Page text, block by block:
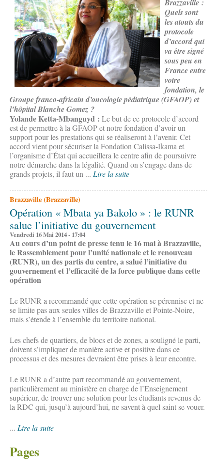
Brazzaville :
Quels sont
les atouts du
protocole
d’accord qui
va être signé
sous peu en
France entre
votre
fondation, le
Groupe franco-africain d’oncologie pédiatrique (GFAOP) et
l’hôpital Blanche Gomez ?
Yolande Ketta-Mbanguyd : Le but de ce protocole d’accord
est de permettre à la GFAOP et notre fondation d’avoir un
support pour les prestations qui se réaliseront à l’avenir. Cet
accord vient pour sécuriser la Fondation Calissa-Ikama et
l’organisme d’État qui accueillera le centre afin de poursuivre
notre démarche dans la légalité. Quand on s’engage dans de
grands projets, il faut un ... Lire la suite
Brazzaville (Brazzaville)
Opération « Mbata ya Bakolo » : le RUNR
salue l’initiative du gouvernement
Vendredi 16 Mai 2014 - 17:04
Au cours d’un point de presse tenu le 16 mai à Brazzaville,
le Rassemblement pour l’unité nationale et le renouveau
(RUNR), un des partis du centre, a salué l’initiative du
gouvernement et l’efficacité de la force publique dans cette
opération
Le RUNR a recommandé que cette opération se pérennise et ne
se limite pas aux seules villes de Brazzaville et Pointe-Noire,
mais s’étende à l’ensemble du territoire national.
Les chefs de quartiers, de blocs et de zones, a souligné le parti,
doivent s’impliquer de manière active et positive dans ce
processus et des mesures devraient être prises à leur encontre.
Le RUNR a d’autre part recommandé au gouvernement,
particulièrement au ministère en charge de l’Enseignement
supérieur, de trouver une solution pour les étudiants revenus de
la RDC qui, jusqu’à aujourd’hui, ne savent à quel saint se vouer.
... Lire la suite
Pages